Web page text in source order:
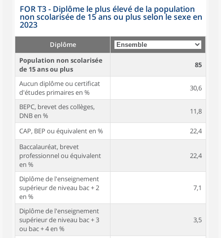
FOR T3 - Diplôme le plus élevé de la population
non scolarisée de 15 ans ou plus selon le sexe en
2023
Diplôme
Population non scolarisée
de 15 ans ou plus
85
Aucun diplôme ou certificat
d'études primaires en %
30,6
BEPC, brevet des collèges,
DNB en %
11,8
CAP, BEP ou équivalent en %
22,4
Baccalauréat, brevet
professionnel ou équivalent
en %
22,4
Diplôme de l'enseignement
supérieur de niveau bac + 2
en %
7,1
Diplôme de l'enseignement
supérieur de niveau bac + 3
ou bac + 4 en %
3,5